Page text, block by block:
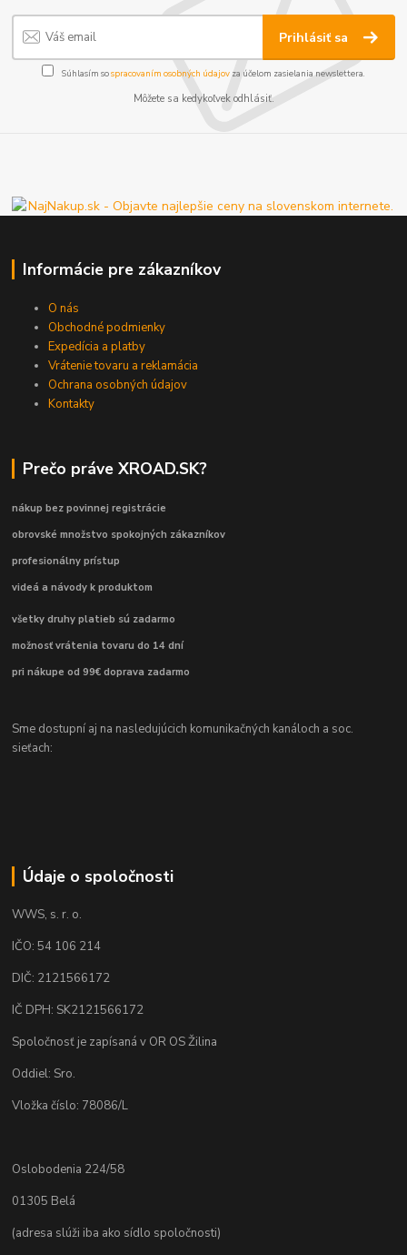
Prihlásiť sa
Súhlasím sospracovaním osobných údajov za účelom zasielania newslettera.
Môžete sa kedykoľvek odhlásiť.
Informácie pre zákazníkov
O nás
Obchodné podmienky
Expedícia a platby
Vrátenie tovaru a reklamácia
Ochrana osobných údajov
Kontakty
Prečo práve XROAD.SK?
nákup bez povinnej registrácie
obrovské množstvo spokojných zákazníkov
profesionálny prístup
videá a návody k produktom
všetky druhy platieb sú zadarmo
možnosť vrátenia tovaru do 14 dní
pri nákupe od 99€ doprava zadarmo
Sme dostupní aj na nasledujúcich komunikačných kanáloch a soc.
sieťach:
Údaje o spoločnosti
WWS, s. r. o.
IČO: 54 106 214
DIČ: 2121566172
IČ DPH: SK2121566172
Spoločnosť je zapísaná v OR OS Žilina
Oddiel: Sro.
Vložka číslo: 78086/L
Oslobodenia 224/58
01305 Belá
(adresa slúži iba ako sídlo spoločnosti)